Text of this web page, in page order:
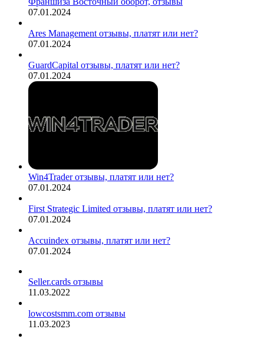
07.01.2024
Ares Management отзывы, платят или нет?
07.01.2024
GuardCapital отзывы, платят или нет?
07.01.2024
Win4Trader отзывы, платят или нет?
07.01.2024
First Strategic Limited отзывы, платят или нет?
07.01.2024
Accuindex отзывы, платят или нет?
07.01.2024
Seller.cards отзывы
11.03.2022
lowcostsmm.com отзывы
11.03.2023